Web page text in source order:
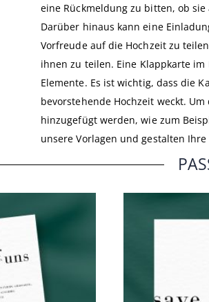
eine Rückmeldung zu bitten, ob
Darüber hinaus kann eine
Vorfreude auf die Hochzeit zu
ihnen zu teilen. Eine Klappkarte
Elemente. Es ist wichtig, dass die
bevorstehende Hochzeit weckt.
hinzugefügt werden, wie zum
unsere Vorlagen und gestalten